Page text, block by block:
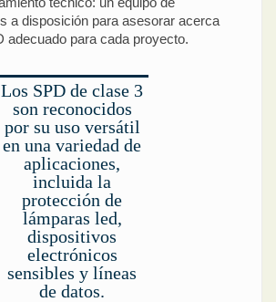
a disposición para asesorar acerca
adecuado para cada proyecto.
Los SPD de clase 3
son reconocidos
por su uso versátil
en una variedad de
aplicaciones,
incluida la
protección de
lámparas led,
dispositivos
electrónicos
sensibles y líneas
de datos.